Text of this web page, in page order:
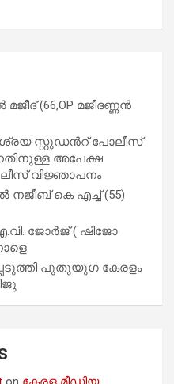
(66,OP മജീദണ്ണൻ
സ്റ്റുഡന്‍റ് പോലീസ്
അപേക്ഷ
വിജ്ഞാപനം
നജീബ് കെ എച്ച് (55)
ജോ​ർ​ജ് ( ഷിജോ
പുതുയുഗ കേരളം